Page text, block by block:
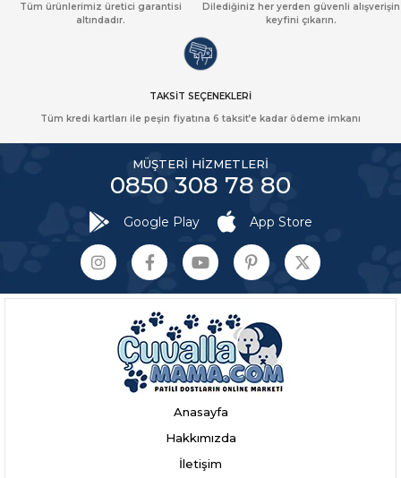
Tüm ürünlerimiz üretici garantisi
altındadır.
Dilediğiniz her yerden güvenli alışverişin
keyfini çıkarın.
TAKSİT SEÇENEKLERİ
Tüm kredi kartları ile peşin fiyatına 6 taksit’e kadar ödeme imkanı
MÜŞTERİ HİZMETLERİ
0850 308 78 80
Google Play App Store
Anasayfa
Hakkımızda
İletişim